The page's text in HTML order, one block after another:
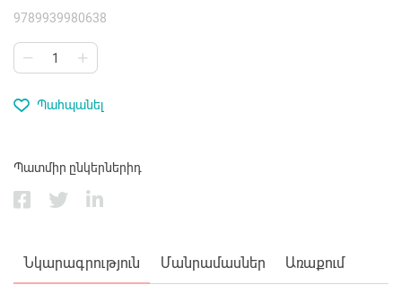
9789939980638
Պահպանել
Պատմիր ընկերներիդ
Նկարագրություն Մանրամասներ Առաքում